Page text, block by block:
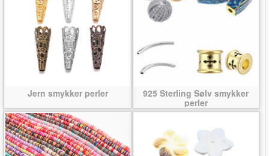
Jern smykker perler
925 Sterling Sølv smykker
perler